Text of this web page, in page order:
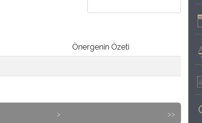
Önergenin Özeti
> >>